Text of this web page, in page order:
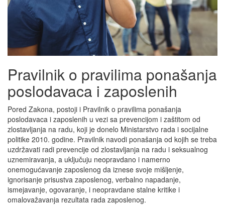
Pravilnik o pravilima ponašanja
poslodavaca i zaposlenih
Pored Zakona, postoji i Pravilnik o pravilima ponašanja
poslodavaca i zaposlenih u vezi sa prevencijom i zaštitom od
zlostavljanja na radu, koji je donelo Ministarstvo rada i socijalne
politike 2010. godine. Pravilnik navodi ponašanja od kojih se treba
uzdržavati radi prevencije od zlostavljanja na radu i seksualnog
uznemiravanja, a uključuju neopravdano i namerno
onemogućavanje zaposlenog da iznese svoje mišljenje,
ignorisanje prisustva zaposlenog, verbalno napadanje,
ismejavanje, ogovaranje, i neopravdane stalne kritike i
omalovažavanja rezultata rada zaposlenog.